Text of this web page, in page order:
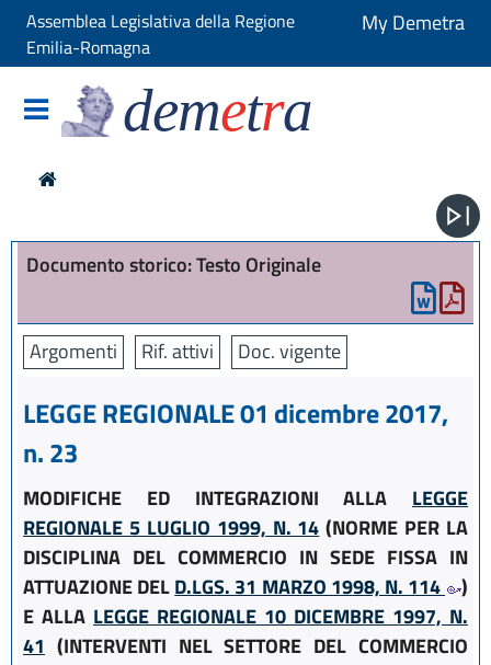
Assemblea Legislativa della Regione
Emilia-Romagna
My Demetra
demetra
Documento storico: Testo Originale
Argomenti Rif. attivi Doc. vigente
LEGGE REGIONALE 01 dicembre 2017,
n. 23
MODIFICHE ED INTEGRAZIONI ALLA LEGGE
REGIONALE 5 LUGLIO 1999, N. 14 (NORME PER LA
DISCIPLINA DEL COMMERCIO IN SEDE FISSA IN
ATTUAZIONE DELD.LGS. 31 MARZO 1998, N. 114
)
E ALLA LEGGE REGIONALE 10 DICEMBRE 1997, N.
41 (INTERVENTI NEL SETTORE DEL COMMERCIO